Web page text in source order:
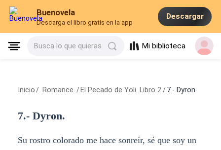
Buenovela
Descarga el libro gratis en la app
Descargar
Busca lo que quieras Mi biblioteca
Inicio / Romance / El Pecado de Yoli. Libro 2 / 7.- Dyron.
7.- Dyron.
Su rostro colorado me hace sonreír, sé que soy un